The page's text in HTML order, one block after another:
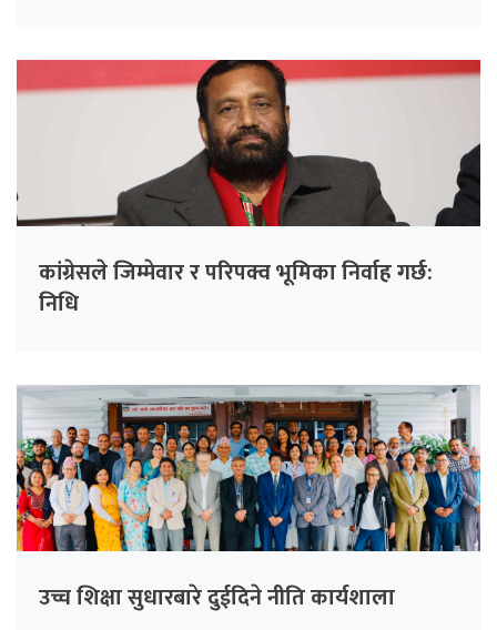
कांग्रेसले जिम्मेवार र परिपक्व भूमिका निर्वाह गर्छ:
निधि
उच्च शिक्षा सुधारबारे दुईदिने नीति कार्यशाला